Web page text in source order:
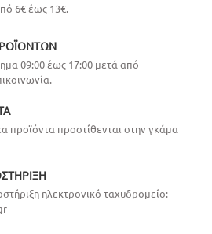
6€ έως 13€.
09:00 έως 17:00 μετά από
προϊόντα προστίθενται στην γκάμα
ηλεκτρονικό ταχυδρομείο: